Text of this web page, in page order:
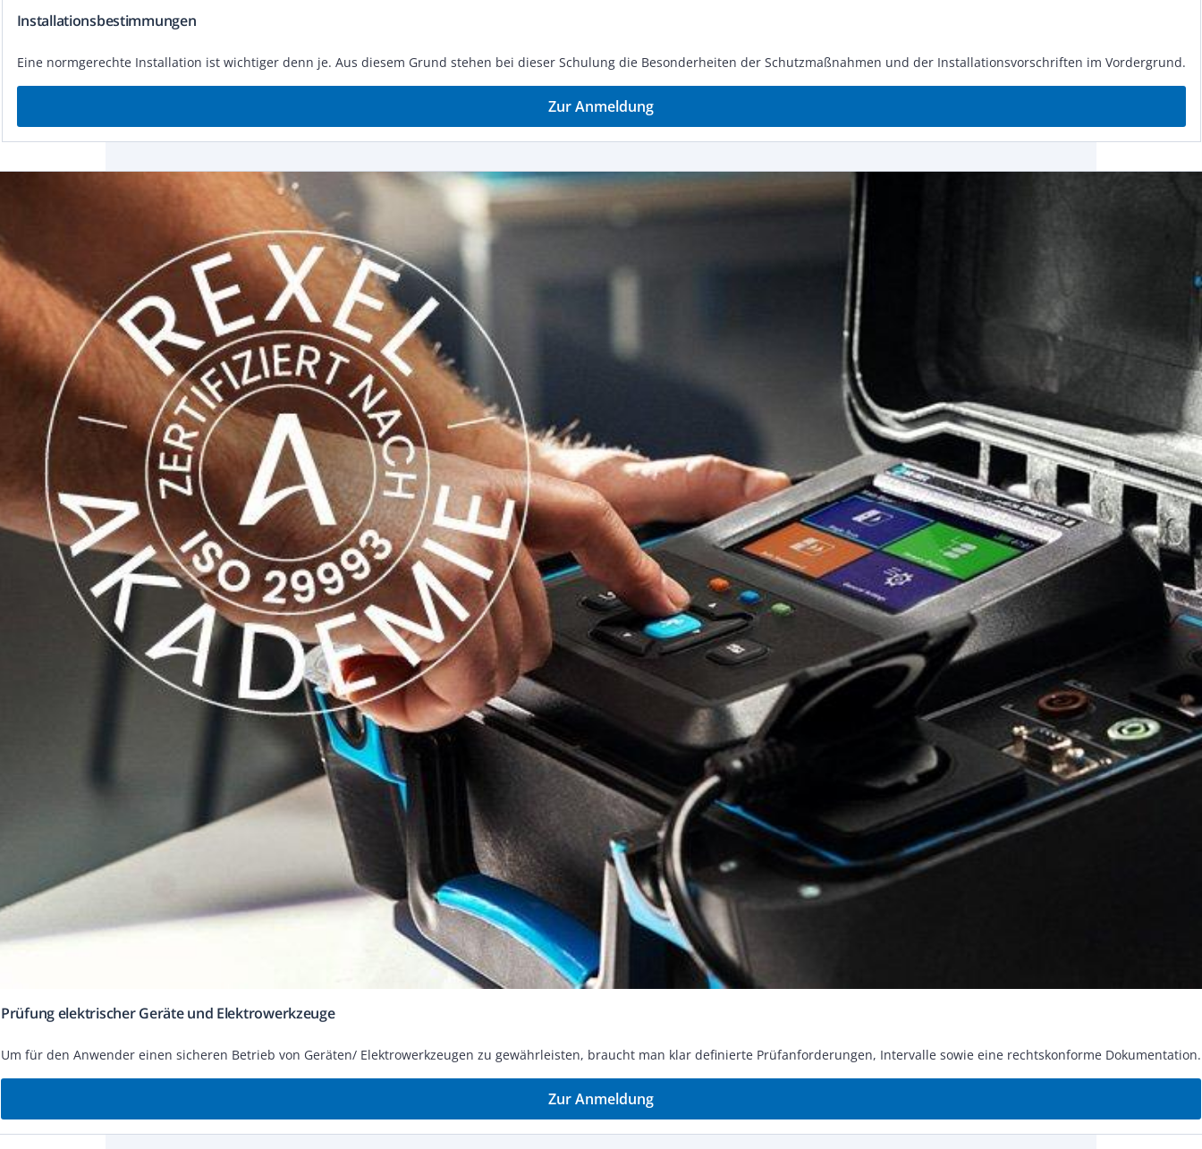
Installations­be­stim­mun­gen
Eine normgerechte In­stal­la­ti­on ist wich­ti­ger denn je. Aus die­sem Grund ste­hen bei die­ser Schu­lung die Be­son­der­hei­ten der Schutz­maß­nah­men und der In­stal­la­ti­ons­vor­schrif­ten im Vor­der­grund.
Zur Anmeldung
Prüfung elek­tri­scher Ge­rä­te und Elek­tro­werk­zeu­ge
Um für den Anwender einen si­che­ren Be­trieb von Ge­rä­ten/ Elek­tro­werk­zeu­gen zu ge­währ­leis­ten, braucht man klar de­fi­nier­te Prüf­an­for­de­run­gen, In­ter­val­le so­wie eine rechts­kon­for­me Do­ku­men­ta­ti­on.
Zur Anmeldung